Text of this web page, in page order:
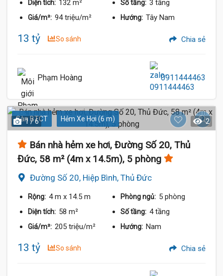
Diện tích: 132 m² Số tầng: 3 tầng
Giá/m²: 94 triệu/m² Hướng: Tây Nam
13 tỷ So sánh Chia sẻ
Phạm Hoàng 0911444463
Sàn BTCT Hẻm Xe Hơi (6 m)
1 / 6 2
Bán nhà hẻm xe hơi, Đường Số 20, Thủ
Đức, 58 m² (4m x 14.5m), 5 phòng
Đường Số 20, Hiệp Bình, Thủ Đức
Rộng: 4 m x 14.5 m Phòng ngủ: 5 phòng
Diện tích: 58 m² Số tầng: 4 tầng
Giá/m²: 205 triệu/m² Hướng: Nam
13 tỷ So sánh Chia sẻ